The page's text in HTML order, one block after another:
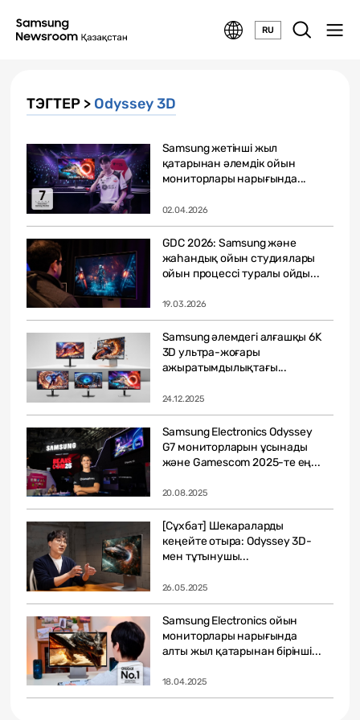
RU
ТЭГТЕР > Odyssey 3D
Samsung жетінші жыл
қатарынан әлемдік ойын
мониторлары нарығында...
02.04.2026
GDC 2026: Samsung және
жаһандық ойын студиялары
ойын процессі туралы ойды...
19.03.2026
Samsung әлемдегі алғашқы 6K
3D ультра-жоғары
ажыратымдылықтағы...
24.12.2025
Samsung Electronics Odyssey
G7 мониторларын ұсынады
және Gamescom 2025-те ең...
20.08.2025
[Сұхбат] Шекараларды
кеңейте отыра: Odyssey 3D-
мен тұтынушы...
26.05.2025
Samsung Electronics ойын
мониторлары нарығында
алты жыл қатарынан бірінші...
18.04.2025